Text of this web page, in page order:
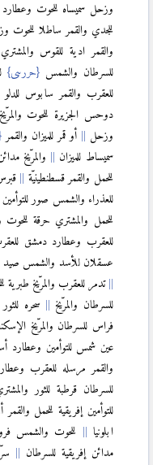
وزحل سميساه للحوت وعطارد
للجدي والقمر ساطلا
والقمر ادية للقوس
للسرطان والشمس{حررىىى}
للعقرب والقمر سابوس
دوحس الجزيرة للحوت والمرّيخ
وزحل
أو قمر للميزان والقمر
سميساط للميزان
والمرّيخ
للحمل والقمر قسطنطينيّة
للعذراء والشمس صور للتوأمين
للحمل والمشتري حرقة للحوت
للعقرب وعطارد دمشق
عسقلان للأسد والشمس صيد
تدمر للعقرب والمرّيخ طبرية
للسرطان والمرّيخ
سحره
فراس للسرطان والمرّيخ
عين شمس للتوأمين وعطارد
والقمر مرسله للعقرب
للسرطان قرطبة للثور
للتوأمين إفريقية للحمل
ابلونيا
للحوت والشمس
مدائن إفريقية للسرطان